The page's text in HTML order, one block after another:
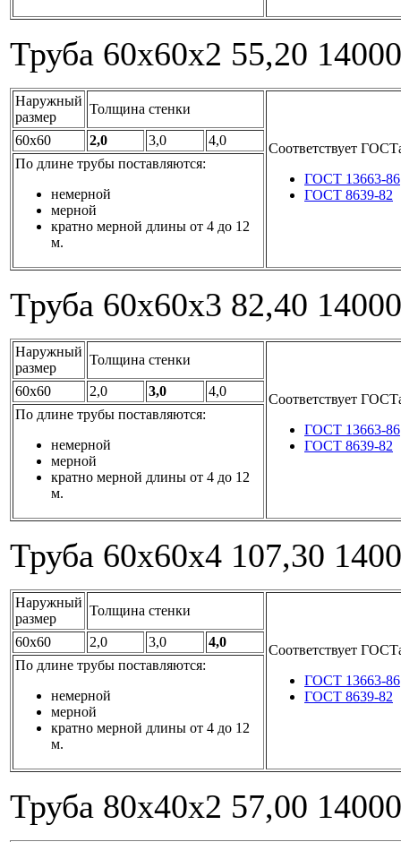
Труба 60x60x2 55,20 14000
Наружный
размер
Толщина стенки
Соответствует
ГОСТ 13663-86
ГОСТ 8639-82
60x60 2,0 3,0
4,0
По длине трубы поставляются:
немерной
мерной
кратно мерной длины от 4 до 12
м.
Труба 60x60x3 82,40 14000
Наружный
размер
Толщина стенки
Соответствует
ГОСТ 13663-86
ГОСТ 8639-82
60x60 2,0 3,0
4,0
По длине трубы поставляются:
немерной
мерной
кратно мерной длины от 4 до 12
м.
Труба 60x60x4 107,30
Наружный
размер
Толщина стенки
Соответствует
ГОСТ 13663-86
ГОСТ 8639-82
60x60 2,0 3,0
4,0
По длине трубы поставляются:
немерной
мерной
кратно мерной длины от 4 до 12
м.
Труба 80x40x2 57,00 14000